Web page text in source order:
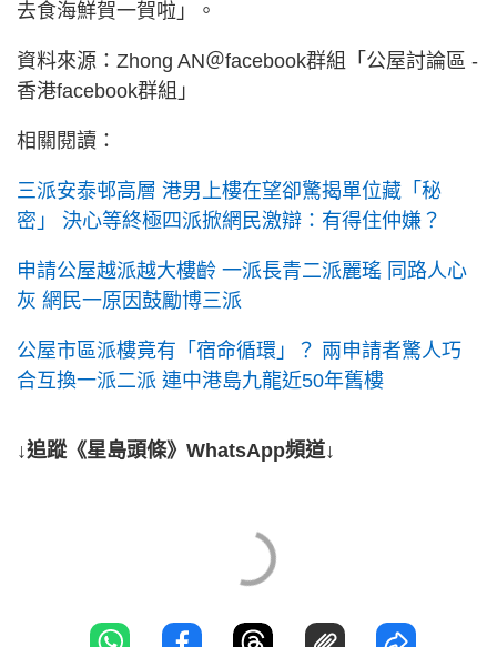
去食海鮮賀一賀啦」。
資料來源：Zhong AN＠facebook群組「公屋討論區 -
香港facebook群組」
相關閱讀：
三派安泰邨高層 港男上樓在望卻驚揭單位藏「秘
密」 決心等終極四派掀網民激辯：有得住仲嫌？
申請公屋越派越大樓齡 一派長青二派麗瑤 同路人心
灰 網民一原因鼓勵博三派
公屋市區派樓竟有「宿命循環」？ 兩申請者驚人巧
合互換一派二派 連中港島九龍近50年舊樓
↓追蹤《星島頭條》WhatsApp頻道↓